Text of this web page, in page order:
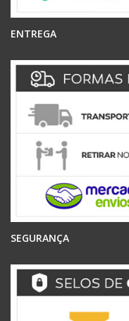
ENTREGA
SEGURANÇA